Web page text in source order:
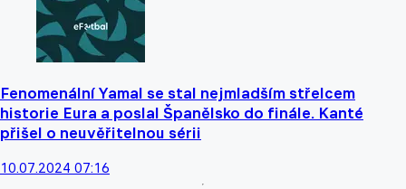
Fenomenální Yamal se stal nejmladším střelcem
historie Eura a poslal Španělsko do finále. Kanté
přišel o neuvěřitelnou sérii
10.07.2024 07:16